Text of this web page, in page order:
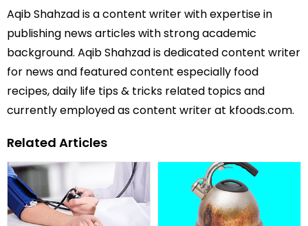
Aqib Shahzad is a content writer with expertise in
publishing news articles with strong academic
background. Aqib Shahzad is dedicated content writer
for news and featured content especially food
recipes, daily life tips & tricks related topics and
currently employed as content writer at kfoods.com.
Related Articles